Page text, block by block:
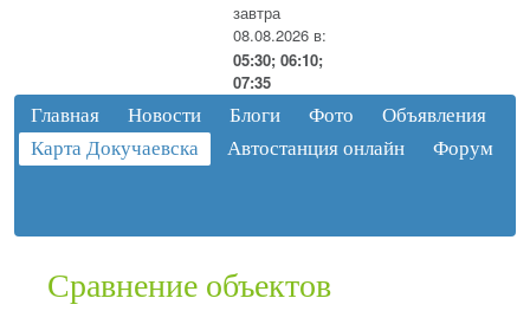
завтра
08.08.2026 в:
05:30; 06:10;
07:35
Главная Новости Блоги Фото
Объявления
Карта Докучаевска
Автостанция онлайн Форум
Сравнение объектов